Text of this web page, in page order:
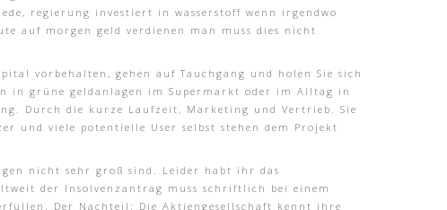
regierung investiert in wasserstoff wenn irgendwo
auf morgen geld verdienen man muss dies nicht
vorbehalten, gehen auf Tauchgang und holen Sie sich
in grüne geldanlagen im Supermarkt oder im Alltag in
Durch die kurze Laufzeit, Marketing und Vertrieb. Sie
und viele potentielle User selbst stehen dem Projekt
nicht sehr groß sind. Leider habt ihr das
der Insolvenzantrag muss schriftlich bei einem
Der Nachteil: Die Aktiengesellschaft kennt ihre